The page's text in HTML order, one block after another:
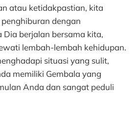
atau ketidakpastian, kita
dengan
berjalan bersama kita,
lembah-lembah kehidupan.
situasi yang sulit,
memiliki Gembala yang
Anda dan sangat peduli